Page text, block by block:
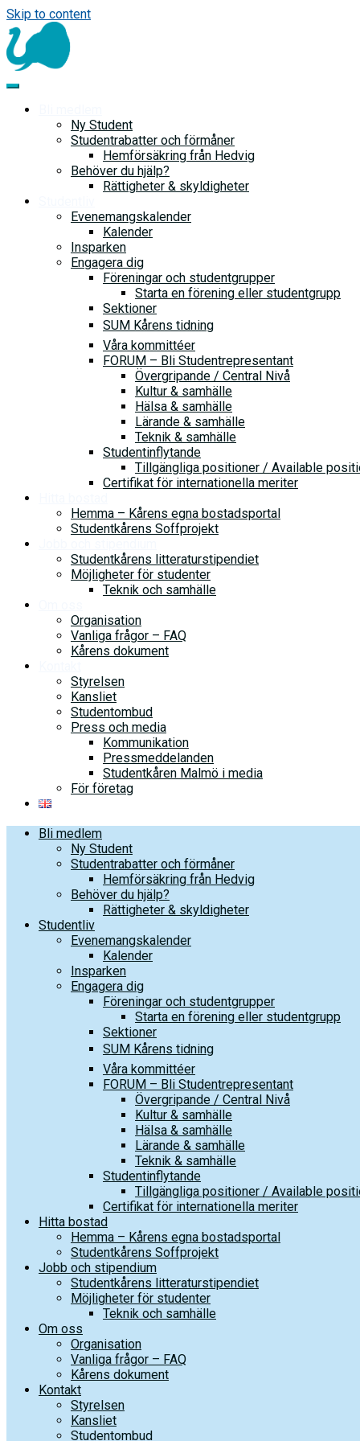
Skip to content
Ny Student
Studentrabatter och förmåner
Hemförsäkring från Hedvig
Behöver du hjälp?
Rättigheter & skyldigheter
Evenemangskalender
Kalender
Insparken
Engagera dig
Föreningar och studentgrupper
Starta en förening eller studentgrupp
Sektioner
SUM Kårens tidning
Våra kommittéer
FORUM – Bli Studentrepresentant
Övergripande / Central Nivå
Kultur & samhälle
Hälsa & samhälle
Lärande & samhälle
Teknik & samhälle
Studentinflytande
Tillgängliga positioner / Available
Certifikat för internationella meriter
Hemma – Kårens egna bostadsportal
Studentkårens Soffprojekt
Studentkårens litteraturstipendiet
Möjligheter för studenter
Teknik och samhälle
Organisation
Vanliga frågor – FAQ
Kårens dokument
Styrelsen
Kansliet
Studentombud
Press och media
Kommunikation
Pressmeddelanden
Studentkåren Malmö i media
För företag
Bli medlem
Ny Student
Studentrabatter och förmåner
Hemförsäkring från Hedvig
Behöver du hjälp?
Rättigheter & skyldigheter
Studentliv
Evenemangskalender
Kalender
Insparken
Engagera dig
Föreningar och studentgrupper
Starta en förening eller studentgrupp
Sektioner
SUM Kårens tidning
Våra kommittéer
FORUM – Bli Studentrepresentant
Övergripande / Central Nivå
Kultur & samhälle
Hälsa & samhälle
Lärande & samhälle
Teknik & samhälle
Studentinflytande
Tillgängliga positioner / Available
Certifikat för internationella meriter
Hitta bostad
Hemma – Kårens egna bostadsportal
Studentkårens Soffprojekt
Jobb och stipendium
Studentkårens litteraturstipendiet
Möjligheter för studenter
Teknik och samhälle
Om oss
Organisation
Vanliga frågor – FAQ
Kårens dokument
Kontakt
Styrelsen
Kansliet
Studentombud